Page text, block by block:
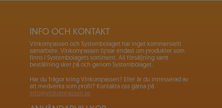
INFO OCH KONTAKT
Vinkompassen och Systembolaget har inget kommersiellt
samarbete. Vinkompassen tipsar endast om produkter som
finns i Systembolagets sortiment. All försäljning samt
beställning sker på och genom Systembolaget.
Har du frågor kring Vinkompassen? Eller är du intresserad av
att medverka som profil? Kontakta oss gärna på
info@vinkompassen.se